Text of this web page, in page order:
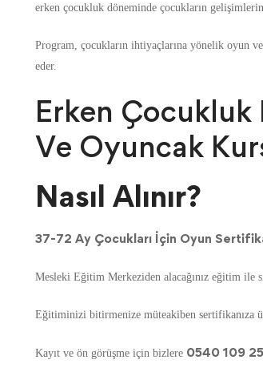
erken çocukluk döneminde çocukların
Program, çocukların ihtiyaçlarına yönelik oyun
eder.
Erken
Ve Oyuncak
Nasıl Alınır?
37-72 Ay Çocukları İçin Oyun
Mesleki Eğitim Merkeziden alacağınız eğitim ile
Eğitiminizi bitirmenize müteakiben sertifikanıza
Kayıt ve ön görüşme için bizlere 0540 109